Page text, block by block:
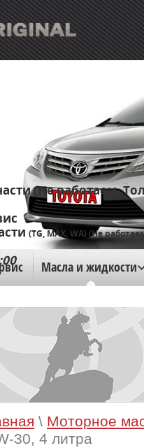
Масла и жидкости
(Не работаем.
(TG, MAX, WA) (Не
\ Моторное
30, 4 литра